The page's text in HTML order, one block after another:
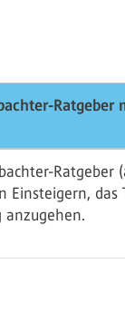
Ratgeber
Ratgeber
Einsteigern, das